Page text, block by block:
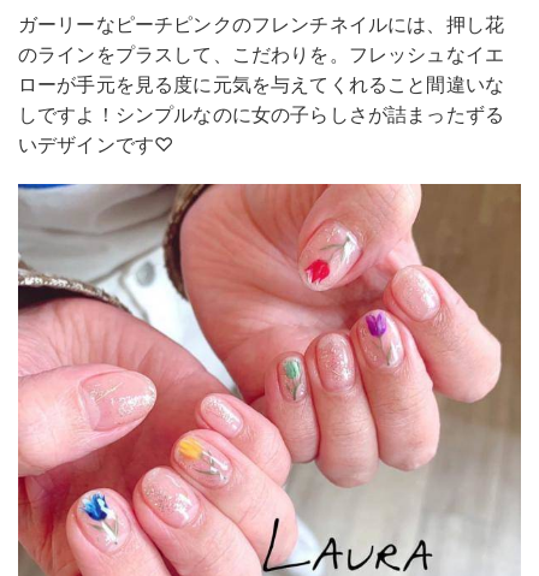
ガーリーなピーチピンクのフレンチネイルには、押し花
のラインをプラスして、こだわりを。フレッシュなイエ
ローが手元を見る度に元気を与えてくれること間違いな
しですよ！シンプルなのに女の子らしさが詰まったずる
いデザインです♡